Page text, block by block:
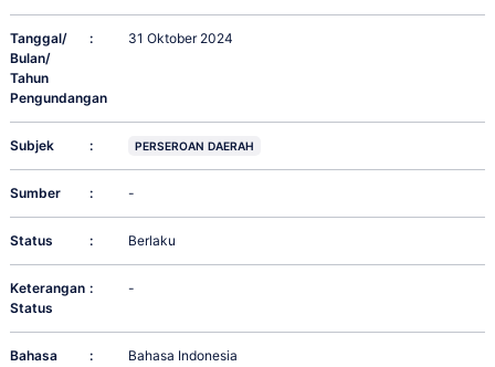
Tanggal/
Bulan/
Tahun
Pengundangan
: 31 Oktober 2024
Subjek : PERSEROAN DAERAH
Sumber : -
Status : Berlaku
Keterangan
Status
: -
Bahasa : Bahasa Indonesia